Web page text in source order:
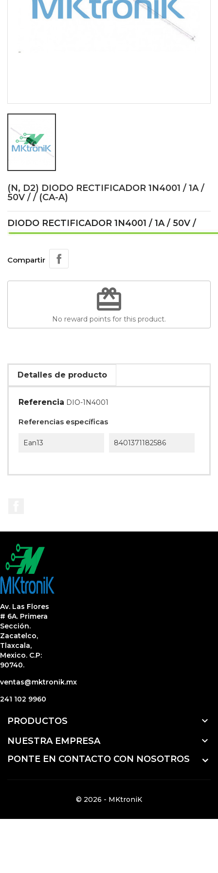
(N, D2) DIODO RECTIFICADOR 1N4001 / 1A /
50V / / (CA-A)
DIODO RECTIFICADOR 1N4001 / 1A / 50V /
Compartir
redeem
No reward points for this product.
Detalles de producto
Referencia DIO-1N4001
Referencias específicas
Ean13 8401371182586
Av. Las Flores
# 6A. Primera
Sección.
Zacatelco,
Tlaxcala,
Mexico. C.P:
90740.
ventas@mktronik.mx
241 102 9960
PRODUCTOS 
NUESTRA EMPRESA 
PONTE EN CONTACTO CON NOSOTROS
© 2026 - MKtroniK